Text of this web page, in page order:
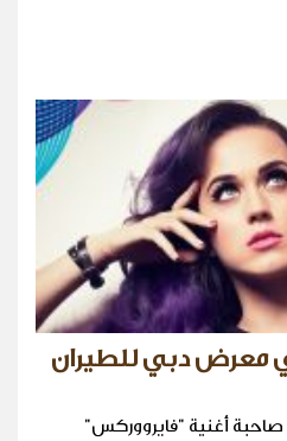
معرض دبي للطيران
أغنية "فايرووركس"